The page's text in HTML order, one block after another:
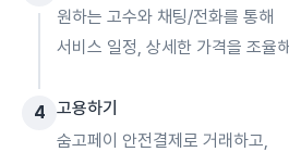
원하는 고수와 채팅/전화를 통해
서비스 일정, 상세한 가격을 조율
4 고용하기
숨고페이 안전결제로 거래하고,